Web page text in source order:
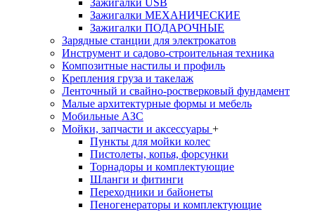
Зажигалки USB
Зажигалки МЕХАНИЧЕСКИЕ
Зажигалки ПОДАРОЧНЫЕ
Зарядные станции для электрокатов
Инструмент и садово-строительная техника
Композитные настилы и профиль
Крепления груза и такелаж
Ленточный и свайно-ростверковый фундамент
Малые архитектурные формы и мебель
Мобильные АЗС
Мойки, запчасти и аксессуары +
Пункты для мойки колес
Пистолеты, копья, форсунки
Торнадоры и комплектующие
Шланги и фитинги
Переходники и байонеты
Пеногенераторы и комплектующие